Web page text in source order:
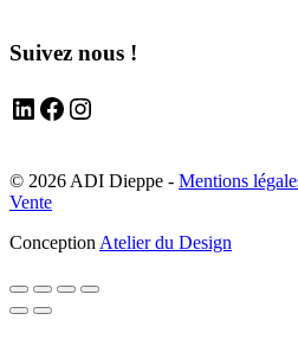
Suivez nous !
LinkedIn Facebook Instagram
© 2026 ADI Dieppe - Mentions
Vente
ConceptionAtelier du Design